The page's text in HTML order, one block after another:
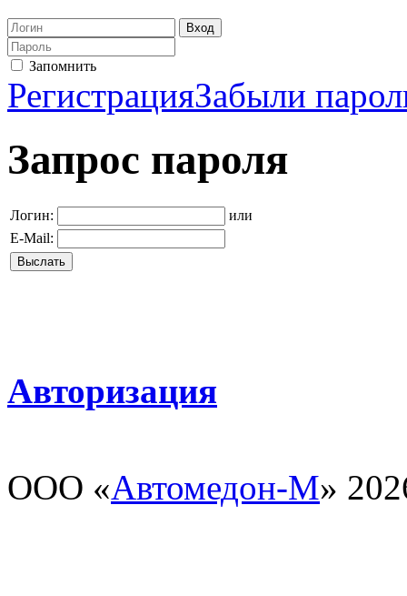
Запомнить
РегистрацияЗабыли
Запрос пароля
Логин:
или
E-Mail:
Авторизация
ООО «Автомедон-М»